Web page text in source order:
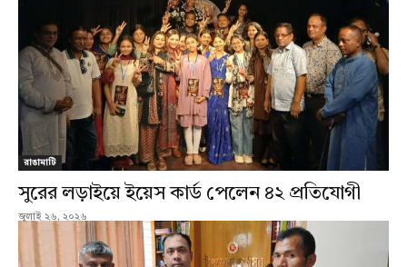
রাঙামাটি
সুরের লড়াইয়ে ইয়েস কার্ড পেলেন ৪২ প্রতিযোগী
জুলাই ২৬, ২০২৬